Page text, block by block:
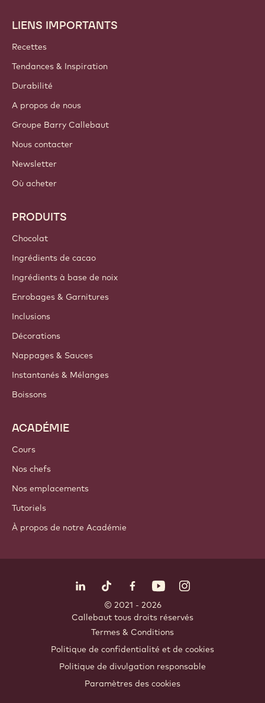
Footer
Callebaut
LIENS IMPORTANTS
Recettes
Tendances & Inspiration
Durabilité
A propos de nous
Groupe Barry Callebaut
Nous contacter
Newsletter
Où acheter
PRODUITS
Chocolat
Ingrédients de cacao
Ingrédients à base de noix
Enrobages & Garnitures
Inclusions
Décorations
Nappages & Sauces
Instantanés & Mélanges
Boissons
ACADÉMIE
Cours
Nos chefs
Nos emplacements
Tutoriels
À propos de notre Académie
LinkedIn Opens in a new window.
TikTok Opens in a new window.
Facebook Opens in a new
YouTubeInstagram
© 2021 - 2026
Callebaut tous droits réservés
Termes & Conditions
Politique de confidentialité et de cookies
Politique de divulgation responsable
Paramètres des cookies